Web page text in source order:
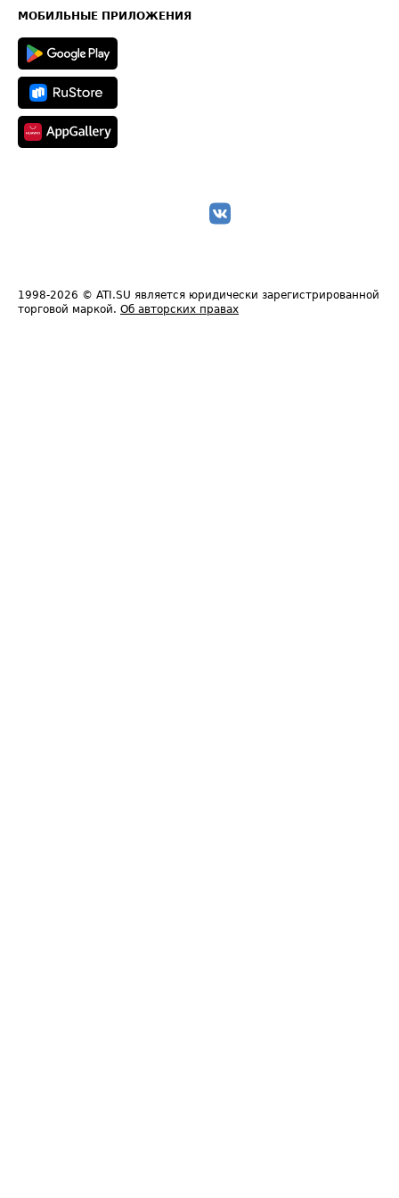
Техническая информация
МОБИЛЬНЫЕ ПРИЛОЖЕНИЯ
1998-2026 © ATI.SU является юридически зарегистрированной
торговой маркой. Об авторских правах